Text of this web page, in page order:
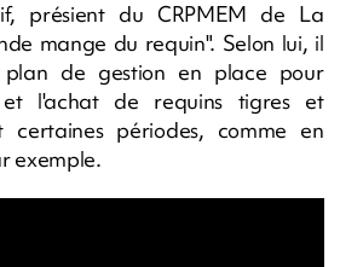
présient du CRPMEM de La
mange du requin". Selon lui, il
de gestion en place pour
l'achat de requins tigres et
certaines périodes, comme en
exemple.